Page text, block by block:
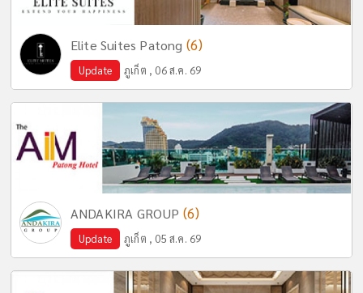
Elite Suites Patong (6)
Update ภูเก็ต , 06 ส.ค. 69
ANDAKIRA GROUP (6)
Update ภูเก็ต , 05 ส.ค. 69